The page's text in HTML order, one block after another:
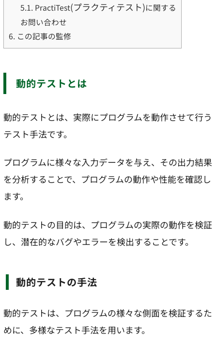
5.1.PractiTest(プラクティテスト)に関する
お問い合わせ
6. この記事の監修
動的テストとは
動的テストとは、実際にプログラムを動作させて行う
テスト手法です。
プログラムに様々な入力データを与え、その出力結果
を分析することで、プログラムの動作や性能を確認し
ます。
動的テストの目的は、プログラムの実際の動作を検証
し、潜在的なバグやエラーを検出することです。
動的テストの手法
動的テストは、プログラムの様々な側面を検証するた
めに、多様なテスト手法を用います。